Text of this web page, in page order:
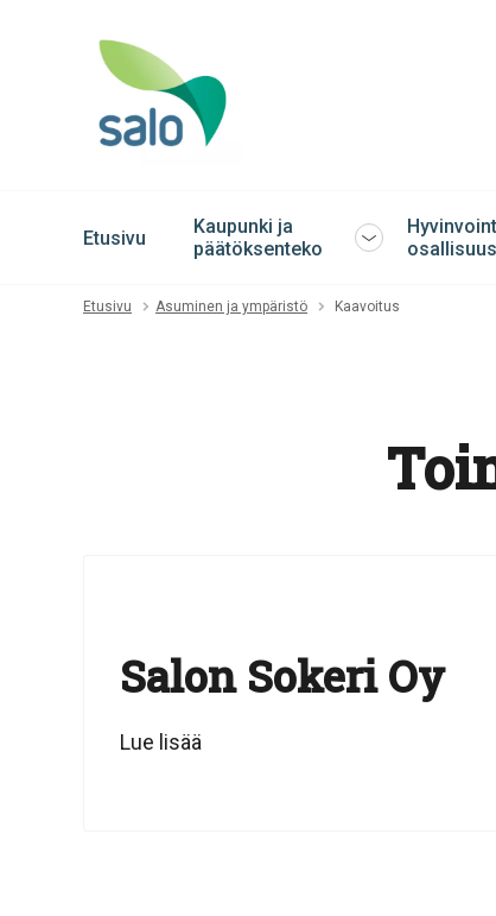
Etusivu
Kaupunki ja
päätöksenteko
Avaa
sulje
osallisuus
Etusivu Asuminen ja ympäristö Kaavoitus
Salon Sokeri Oy
Lue lisää